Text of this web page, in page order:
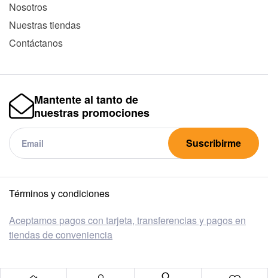
Nosotros
Nuestras tiendas
Contáctanos
Mantente al tanto de
nuestras promociones
Suscribirme
Términos y condiciones
Aceptamos pagos con tarjeta, transferencias y pagos en
tiendas de conveniencia